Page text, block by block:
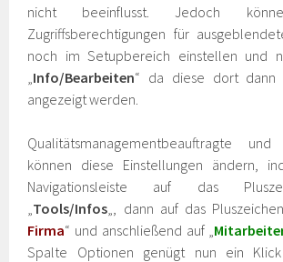
nicht beeinflusst. Jedoch
Zugriffsberechtigungen für
noch im Setupbereich einstellen und
„Info/Bearbeiten“ da diese dort
angezeigt werden.
Qualitätsmanagementbeauftragte und
können diese Einstellungen ändern,
Navigationsleiste auf das
„Tools/Infos„, dann auf das
Firma“ und anschließend auf „
Spalte Optionen genügt nun ein